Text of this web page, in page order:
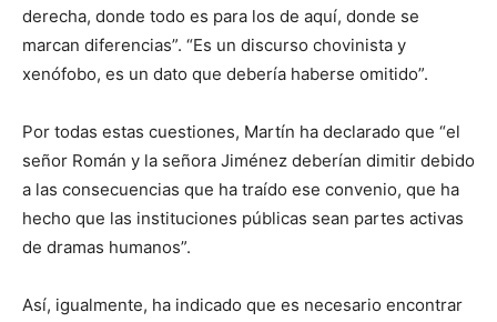
derecha, donde todo es para los de aquí, donde se
marcan diferencias”. “Es un discurso chovinista y
xenófobo, es un dato que debería haberse omitido”.
Por todas estas cuestiones, Martín ha declarado que “el
señor Román y la señora Jiménez deberían dimitir debido
a las consecuencias que ha traído ese convenio, que ha
hecho que las instituciones públicas sean partes activas
de dramas humanos”.
Así, igualmente, ha indicado que es necesario encontrar